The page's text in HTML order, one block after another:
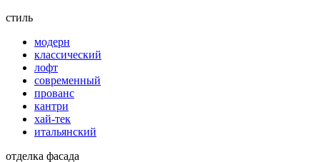
стиль
модерн
классический
лофт
современный
прованс
кантри
хай-тек
итальянский
отделка фасада